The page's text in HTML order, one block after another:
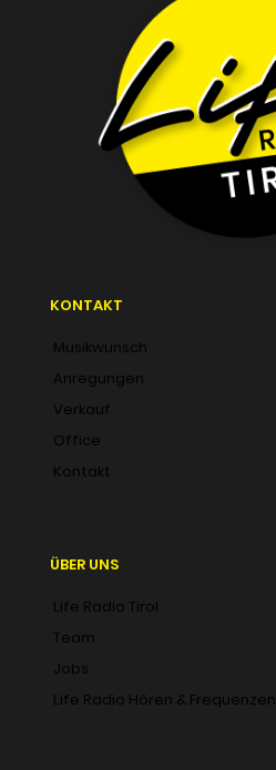
KONTAKT
Musikwunsch
Anregungen
Verkauf
Office
Kontakt
ÜBER UNS
Life Radio Tirol
Team
Jobs
Life Radio Hören & Frequenzen